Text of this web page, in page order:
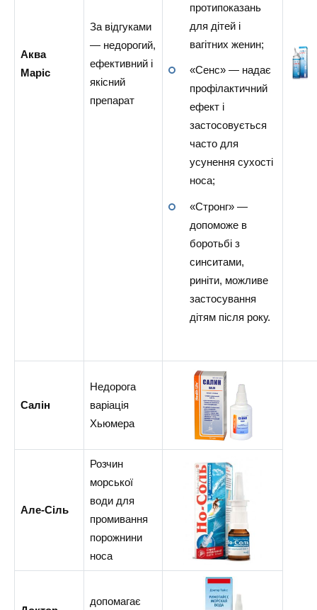
Аква
Маріс
За відгуками
— недорогий,
ефективний і
якісний
препарат
протипоказань
для дітей і
вагітних женин;
«Сенс» — надає
профілактичний
ефект і
застосовується
часто для
усунення сухості
носа;
«Стронг» —
допоможе в
боротьбі з
синситами,
риніти, можливе
застосування
дітям після року.
Салін
Недорога
варіація
Хьюмера
Але-Сіль
Розчин
морської
води для
промивання
порожнини
носа
допомагає